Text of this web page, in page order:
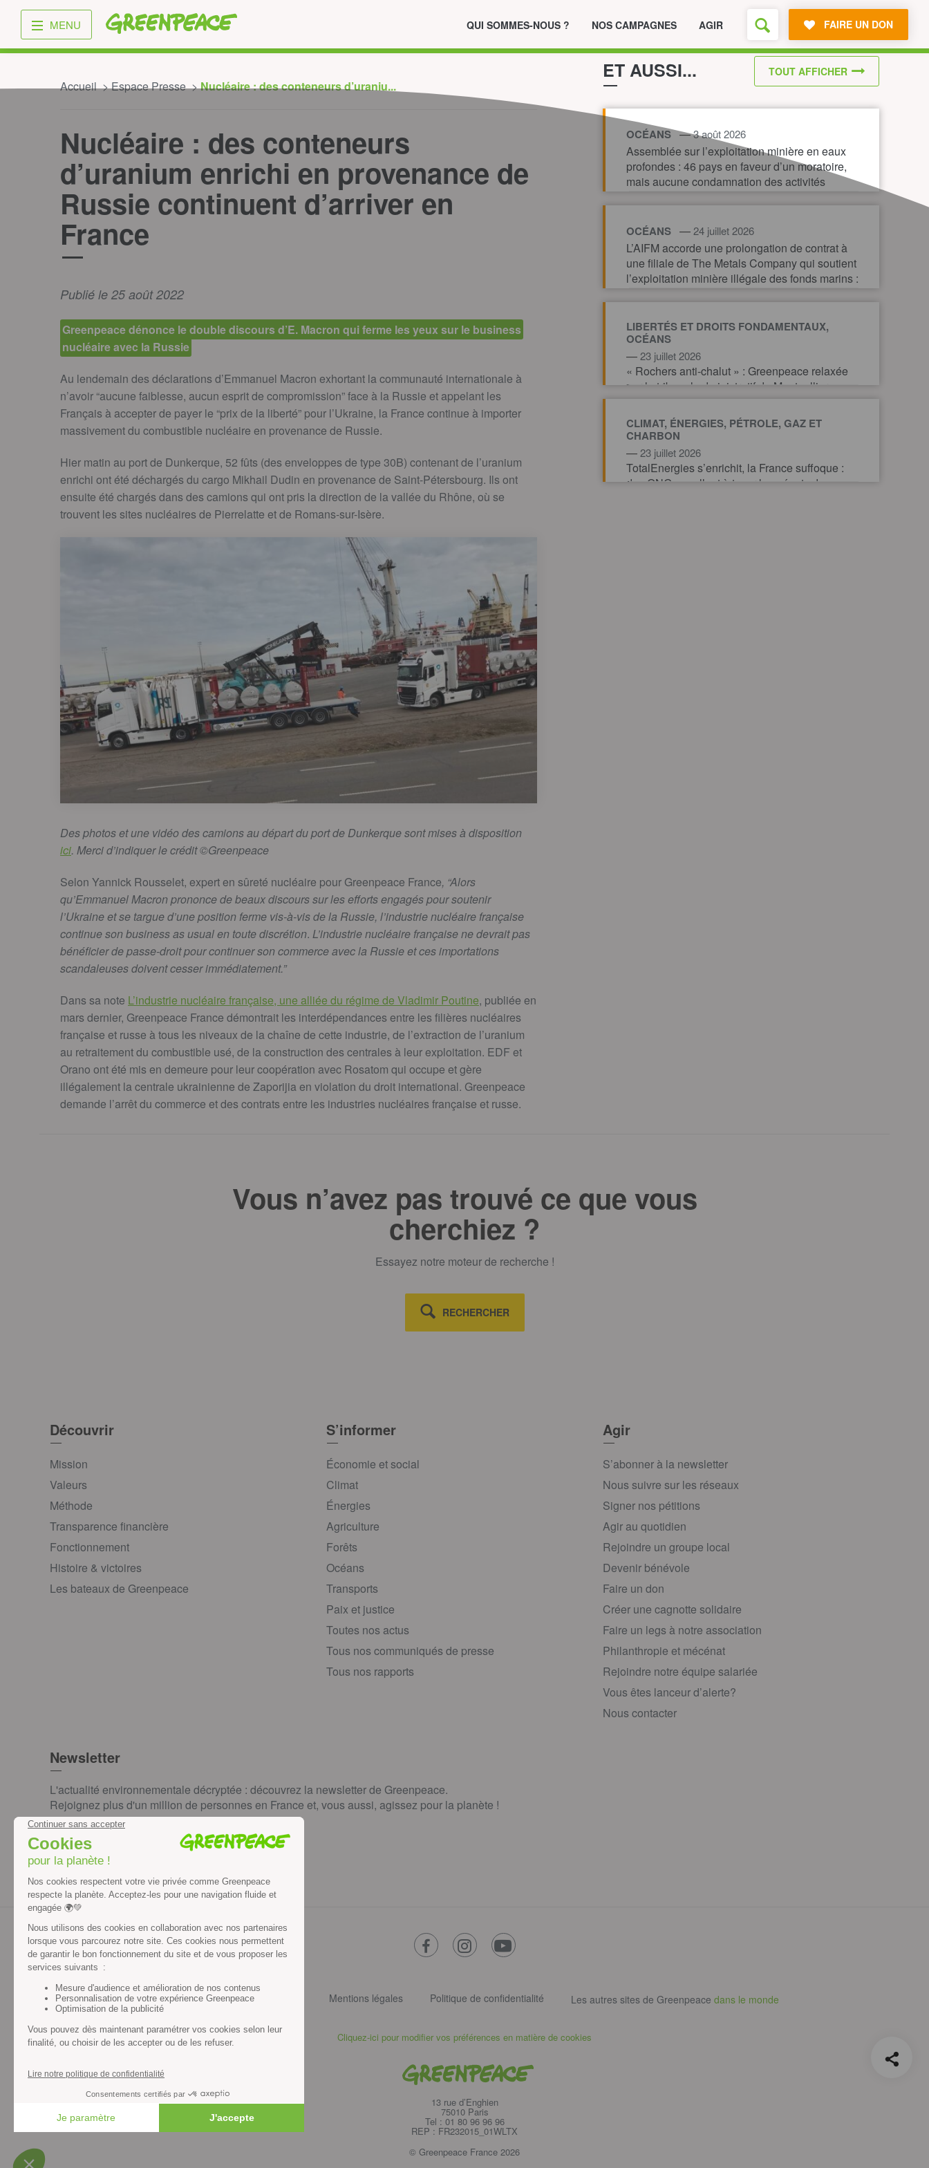
Greenpeace
MENU QUI SOMMES-NOUS ? NOS CAMPAGNES AGIR FAIRE UN DON
Accueil Espace Presse Nucléaire : des conteneurs d’uraniu...
Nucléaire : des conteneurs
d’uranium enrichi en provenance de
Russie continuent d’arriver en
France
Publié le 25 août 2022
Greenpeace dénonce le double discours d’E. Macron qui ferme les yeux sur le business
nucléaire avec la Russie
Au lendemain des déclarations d’Emmanuel Macron exhortant la communauté internationale à
n’avoir “aucune faiblesse, aucun esprit de compromission” face à la Russie et appelant les
Français à accepter de payer le “prix de la liberté” pour l’Ukraine, la France continue à importer
massivement du combustible nucléaire en provenance de Russie.
Hier matin au port de Dunkerque, 52 fûts (des enveloppes de type 30B) contenant de l’uranium
enrichi ont été déchargés du cargo Mikhail Dudin en provenance de Saint-Pétersbourg. Ils ont
ensuite été chargés dans des camions qui ont pris la direction de la vallée du Rhône, où se
trouvent les sites nucléaires de Pierrelatte et de Romans-sur-Isère.
Des photos et une vidéo des camions au départ du port de Dunkerque sont mises à disposition
ici. Merci d’indiquer le crédit ©Greenpeace
Selon Yannick Rousselet, expert en sûreté nucléaire pour Greenpeace France, “Alors
qu’Emmanuel Macron prononce de beaux discours sur les efforts engagés pour soutenir
l’Ukraine et se targue d’une position ferme vis-à-vis de la Russie, l’industrie nucléaire française
continue son business as usual en toute discrétion. L’industrie nucléaire française ne devrait pas
bénéficier de passe-droit pour continuer son commerce avec la Russie et ces importations
scandaleuses doivent cesser immédiatement.”
Dans sa note L’industrie nucléaire française, une alliée du régime de Vladimir Poutine, publiée en
mars dernier, Greenpeace France démontrait les interdépendances entre les filières nucléaires
française et russe à tous les niveaux de la chaîne de cette industrie, de l’extraction de l’uranium
au retraitement du combustible usé, de la construction des centrales à leur exploitation. EDF et
Orano ont été mis en demeure pour leur coopération avec Rosatom qui occupe et gère
illégalement la centrale ukrainienne de Zaporijia en violation du droit international. Greenpeace
demande l’arrêt du commerce et des contrats entre les industries nucléaires française et russe.
ET AUSSI...
OCÉANS —3 août 2026
Assemblée sur l’exploitation minière en eaux
profondes : 46 pays en faveur d’un moratoire,
mais aucune condamnation des activités
OCÉANS — 24 juillet 2026
L’AIFM accorde une prolongation de contrat à
une filiale de The Metals Company qui soutient
l’exploitation minière illégale des fonds marins :
LIBERTÉS ET DROITS FONDAMENTAUX,
OCÉANS
— 23 juillet 2026
« Rochers anti-chalut » : Greenpeace relaxée
par le tribunal administratif de Montpellier
CLIMAT, ÉNERGIES, PÉTROLE, GAZ ET
CHARBON
— 23 juillet 2026
TotalEnergies s’enrichit, la France suffoque :
des ONG appellent à taxer les géants du
TOUT AFFICHER
Vous n’avez pas trouvé ce que vous
cherchiez ?
Essayez notre moteur de recherche !
RECHERCHER
Découvrir
Mission
Valeurs
Méthode
Transparence financière
Fonctionnement
Histoire & victoires
Les bateaux de Greenpeace
S’informer
Économie et social
Climat
Énergies
Agriculture
Forêts
Océans
Transports
Paix et justice
Toutes nos actus
Tous nos communiqués de presse
Tous nos rapports
Agir
S’abonner à la newsletter
Nous suivre sur les réseaux
Signer nos pétitions
Agir au quotidien
Rejoindre un groupe local
Devenir bénévole
Faire un don
Créer une cagnotte solidaire
Faire un legs à notre association
Philanthropie et mécénat
Rejoindre notre équipe salariée
Vous êtes lanceur d’alerte?
Nous contacter
Newsletter
L'actualité environnementale décryptée : découvrez la newsletter de Greenpeace.
Rejoignez plus d'un million de personnes en France et, vous aussi, agissez pour la planète !
JE M'INSCRIS
facebookinstagramyoutube
Contenus et propriété intellectuelle Mentions légales Politique de confidentialité Les autres sites de Greenpeace dans le monde
Cliquez-ici pour modifier vos préférences en matière de cookies
Greenpeace
13 rue d’Enghien
75010 Paris
Tel : 01 80 96 96 96
REP : FR232015_01WLTX
© Greenpeace France 2026